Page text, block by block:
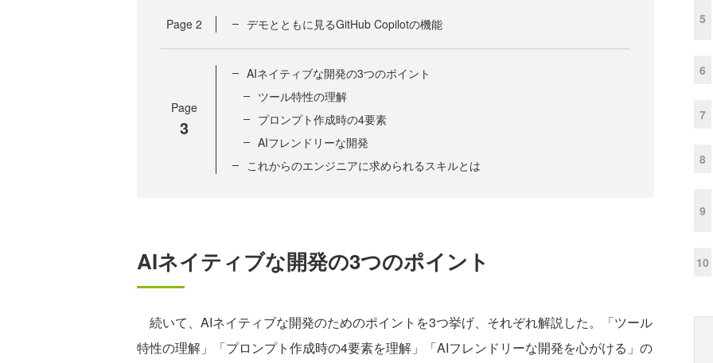
Page 2 デモとともに見るGitHub Copilotの機能
Page
3
AIネイティブな開発の3つのポイント
ツール特性の理解
プロンプト作成時の4要素
AIフレンドリーな開発
これからのエンジニアに求められるスキルとは
AIネイティブな開発の3つのポイント
続いて、AIネイティブな開発のためのポイントを3つ挙げ、それぞれ解説した。「ツール
特性の理解」「プロンプト作成時の4要素を理解」「AIフレンドリーな開発を心がける」の
5
6
7
8
9
10